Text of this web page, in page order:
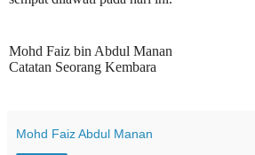
Mohd Faiz bin Abdul Manan
Catatan Seorang Kembara
Mohd Faiz Abdul Manan